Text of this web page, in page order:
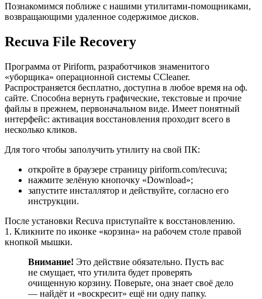
Познакомимся поближе с нашими утилитами-помощниками,
возвращающими удаленное содержимое дисков.
Recuva File Recovery
Программа от Piriform, разработчиков знаменитого
«уборщика» операционной системы CCleaner.
Распространяется бесплатно, доступна в любое время на оф.
сайте. Способна вернуть графические, текстовые и прочие
файлы в прежнем, первоначальном виде. Имеет понятный
интерфейс: активация восстановления проходит всего в
несколько кликов.
Для того чтобы заполучить утилиту на свой ПК:
откройте в браузере страницу piriform.com/recuva;
нажмите зелёную кнопочку «Download»;
запустите инсталлятор и действуйте, согласно его
инструкции.
После установки Recuva приступайте к восстановлению.
1. Кликните по иконке «корзина» на рабочем столе правой
кнопкой мышки.
Внимание! Это действие обязательно. Пусть вас
не смущает, что утилита будет проверять
очищенную корзину. Поверьте, она знает своё дело
— найдёт и «воскресит» ещё ни одну папку.